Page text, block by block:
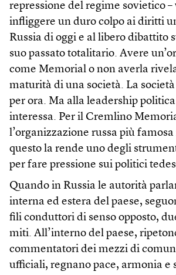
repressione del regime sovietico –
infliggere un duro colpo ai diritti
Russia di oggi e al libero dibattito
suo passato totalitario. Avere
come Memorial o non averla
maturità di una società. La
per ora. Ma alla leadership
interessa. Per il Cremlino
l’organizzazione russa più
questo la rende uno degli
per fare pressione sui politici
Quando in Russia le autorità
interna ed estera del paese,
fili conduttori di senso opposto,
miti. All’interno del paese,
commentatori dei mezzi di
ufficiali, regnano pace, armonia e